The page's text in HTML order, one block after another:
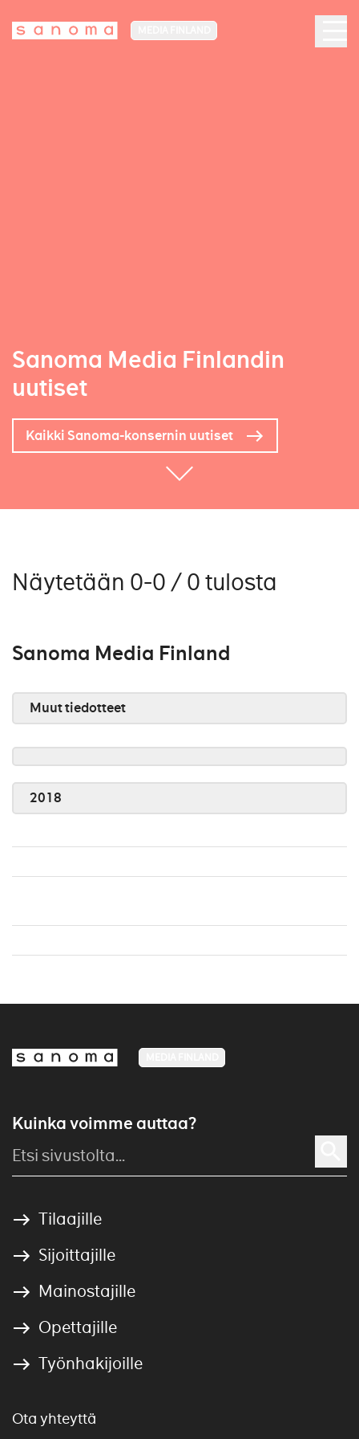
Sanoma Media Finlandin
uutiset
Kaikki Sanoma-konsernin uutiset
Näytetään 0-0 / 0 tulosta
Sanoma Media Finland
Muut tiedotteet
2018
Kuinka voimme auttaa?
Tilaajille
Sijoittajille
Mainostajille
Opettajille
Työnhakijoille
Ota yhteyttä